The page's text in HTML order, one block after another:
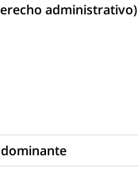
administrativo)